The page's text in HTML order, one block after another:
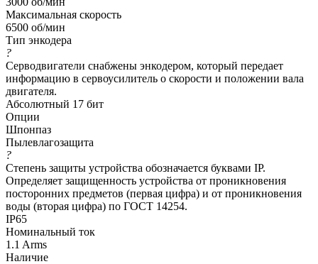
Максимальная скорость
6500 об/мин
Тип энкодера
?
Серводвигатели снабжены энкодером, который передает
информацию в сервоусилитель о скорости и положении вала
двигателя.
Абсолютный 17 бит
Опции
Шпонпаз
Пылевлагозащита
?
Степень защиты устройства обозначается буквами IP.
Определяет защищенность устройства от проникновения
посторонних предметов (первая цифра) и от проникновения
воды (вторая цифра) по ГОСТ 14254.
IP65
Номинальный ток
1.1 Arms
Наличие